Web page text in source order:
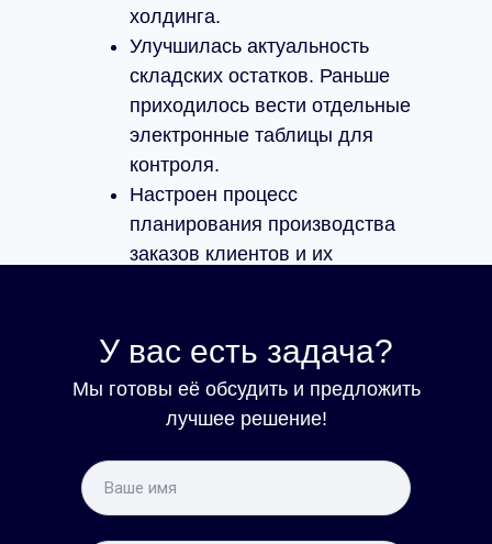
холдинга.
Улучшилась актуальность
складских остатков. Раньше
приходилось вести отдельные
электронные таблицы для
контроля.
Настроен процесс
планирования производства
заказов клиентов и их
видят актуальную
информацию о готовности
своих заказов на
производстве.
У вас есть задача?
Мы готовы её обсудить и предложить
лучшее решение!